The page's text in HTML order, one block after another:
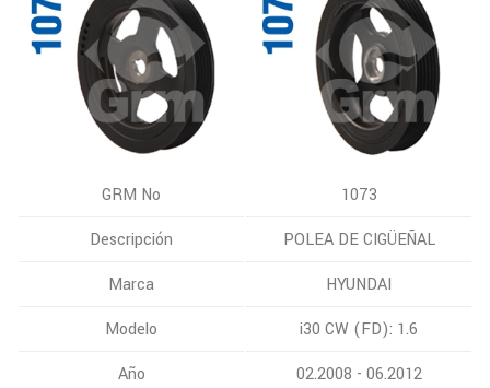
GRM No
1073
Descripción
POLEA DE CIGÜEÑAL
Marca
HYUNDAI
Modelo
i30 CW (FD): 1.6
Año
02.2008 - 06.2012